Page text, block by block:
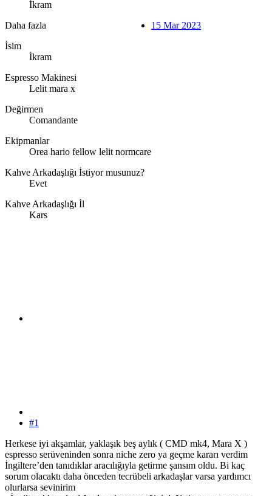
İkram
Daha fazla
İsim
İkram
Espresso Makinesi
Lelit mara x
Değirmen
Comandante
Ekipmanlar
Orea hario fellow lelit normcare
Kahve Arkadaşlığı İstiyor musunuz?
Evet
Kahve Arkadaşlığı İl
Kars
15 Mar 2023
#1
Herkese iyi akşamlar, yaklaşık beş aylık ( CMD mk4, Mara X )
espresso serüveninden sonra niche zero ya geçme kararı verdim
İngiltere’den tanıdıklar aracılığıyla getirme şansım oldu. Bi kaç
sorum olacaktı daha önceden tecrübeli arkadaşlar varsa yardımcı
olurlarsa sevinirim